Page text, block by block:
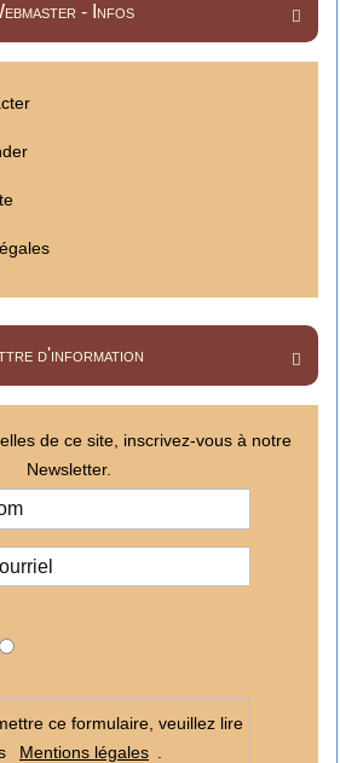

- Infos

d'information
de ce site, inscrivez-vous à notre
Newsletter.
ce formulaire, veuillez lire
Mentions légales .